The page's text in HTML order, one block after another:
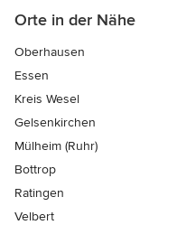
Orte in der Nähe
Oberhausen
Essen
Kreis Wesel
Gelsenkirchen
Mülheim (Ruhr)
Bottrop
Ratingen
Velbert